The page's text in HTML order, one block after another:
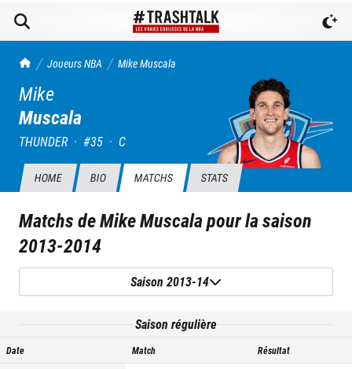
TrashTalk Actu NBA
Joueurs NBA MikeMuscala
Mike
Muscala
THUNDER · #35 · C
HOME BIO MATCHS STATS
Matchs deMike Muscalapour la saison
2013-2014
Saison 2013-14
Saison régulière
Date Match Résultat